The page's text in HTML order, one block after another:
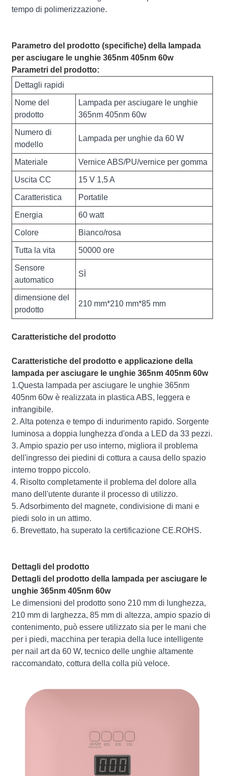
tempo di polimerizzazione.
Parametro del prodotto (specifiche) della lampada
per asciugare le unghie 365nm 405nm 60w
Parametri del prodotto:
Dettagli rapidi
Nome del
prodotto
Lampada per asciugare le unghie
365nm 405nm 60w
Numero di
modello
Lampada per unghie da 60 W
Materiale Vernice ABS/PU/vernice per gomma
Uscita CC 15 V 1,5 A
Caratteristica Portatile
Energia 60 watt
Colore Bianco/rosa
Tutta la vita 50000 ore
Sensore
automatico
SÌ
dimensione del
prodotto
210 mm*210 mm*85 mm
Caratteristiche del prodotto
Caratteristiche del prodotto e applicazione della
lampada per asciugare le unghie 365nm 405nm 60w
1.Questa lampada per asciugare le unghie 365nm
405nm 60w è realizzata in plastica ABS, leggera e
infrangibile.
2. Alta potenza e tempo di indurimento rapido. Sorgente
luminosa a doppia lunghezza d'onda a LED da 33 pezzi.
3. Ampio spazio per uso interno, migliora il problema
dell'ingresso dei piedini di cottura a causa dello spazio
interno troppo piccolo.
4. Risolto completamente il problema del dolore alla
mano dell'utente durante il processo di utilizzo.
5. Adsorbimento del magnete, condivisione di mani e
piedi solo in un attimo.
6. Brevettato, ha superato la certificazione CE.ROHS.
Dettagli del prodotto
Dettagli del prodotto della lampada per asciugare le
unghie 365nm 405nm 60w
Le dimensioni del prodotto sono 210 mm di lunghezza,
210 mm di larghezza, 85 mm di altezza, ampio spazio di
contenimento, può essere utilizzato sia per le mani che
per i piedi, macchina per terapia della luce intelligente
per nail art da 60 W, tecnico delle unghie altamente
raccomandato, cottura della colla più veloce.